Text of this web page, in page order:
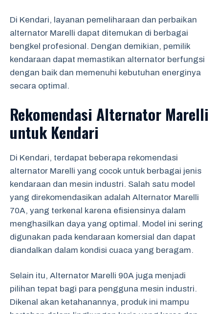
Di Kendari, layanan pemeliharaan dan perbaikan
alternator Marelli dapat ditemukan di berbagai
bengkel profesional. Dengan demikian, pemilik
kendaraan dapat memastikan alternator berfungsi
dengan baik dan memenuhi kebutuhan energinya
secara optimal.
Rekomendasi Alternator Marelli
untuk Kendari
Di Kendari, terdapat beberapa rekomendasi
alternator Marelli yang cocok untuk berbagai jenis
kendaraan dan mesin industri. Salah satu model
yang direkomendasikan adalah Alternator Marelli
70A, yang terkenal karena efisiensinya dalam
menghasilkan daya yang optimal. Model ini sering
digunakan pada kendaraan komersial dan dapat
diandalkan dalam kondisi cuaca yang beragam.
Selain itu, Alternator Marelli 90A juga menjadi
pilihan tepat bagi para pengguna mesin industri.
Dikenal akan ketahanannya, produk ini mampu